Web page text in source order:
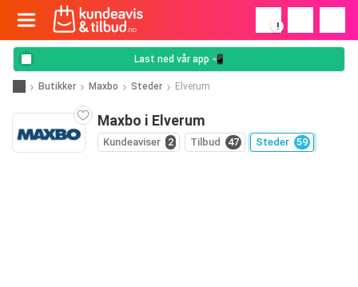
!
Last ned vår app 📲
Butikker Maxbo Steder Elverum
Maxbo i Elverum
Kundeaviser 2 Tilbud 47 Steder 59